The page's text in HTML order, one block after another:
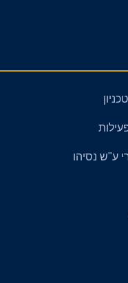
ע"ש נסיהו